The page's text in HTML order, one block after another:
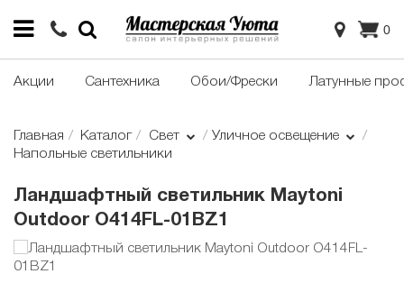
0
Акции Сантехника Обои/Фрески Латунные
Главная Каталог Свет
Уличное освещение
Напольные светильники
Ландшафтный светильник Maytoni
Outdoor O414FL-01BZ1